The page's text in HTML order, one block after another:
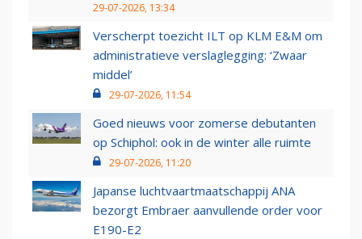
29-07-2026, 13:34
Verscherpt toezicht ILT op KLM E&M om
administratieve verslaglegging: ‘Zwaar
middel’
29-07-2026, 11:54
Goed nieuws voor zomerse debutanten
op Schiphol: ook in de winter alle ruimte
29-07-2026, 11:20
Japanse luchtvaartmaatschappij ANA
bezorgt Embraer aanvullende order voor
E190-E2